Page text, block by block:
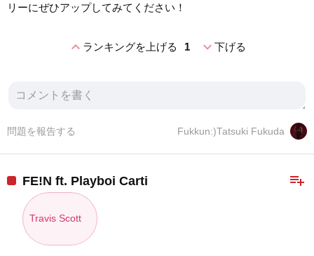
リーにぜひアップしてみてください！
expand_lessランキングを上げる 1 expand_more下げる
Fukkun:)Tatsuki Fukuda
問題を報告する
playlist_add
FE!N ft. Playboi Carti
Travis Scott